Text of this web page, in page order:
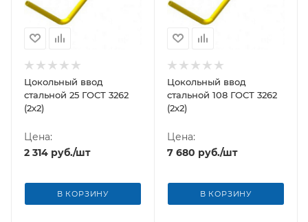
Цокольный ввод
стальной 25 ГОСТ 3262
(2х2)
Цена:
2 314 руб./шт
В КОРЗИНУ
Цокольный ввод
стальной 108 ГОСТ 3262
(2х2)
Цена:
7 680 руб./шт
В КОРЗИНУ